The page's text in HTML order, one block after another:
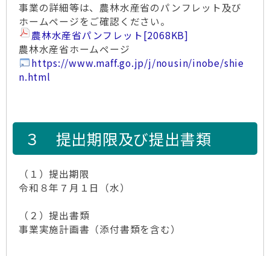
事業の詳細等は、農林水産省のパンフレット及び
ホームページをご確認ください。
農林水産省パンフレット[2068KB]
農林水産省ホームページ
https://www.maff.go.jp/j/nousin/inobe/shie
n.html
３ 提出期限及び提出書類
（１）提出期限
令和８年７月１日（水）
（２）提出書類
事業実施計画書（添付書類を含む）